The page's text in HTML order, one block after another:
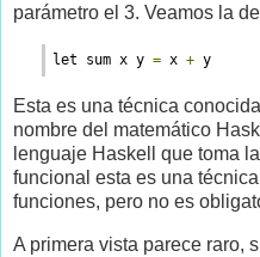
parámetro el 3. Veamos la
let sum x y = x + y
Esta es una técnica
nombre del matemático
lenguaje Haskell que toma
funcional esta es una
funciones, pero no es
A primera vista parece raro,